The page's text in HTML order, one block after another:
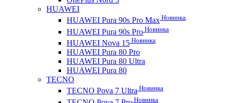
HUAWEI
HUAWEI Pura 90s Pro Max Новинка
HUAWEI Pura 90s Pro Новинка
HUAWEI Nova 15 Новинка
HUAWEI Pura 80 Pro
HUAWEI Pura 80 Ultra
HUAWEI Pura 80
TECNO
TECNO Pova 7 Ultra Новинка
Новинка